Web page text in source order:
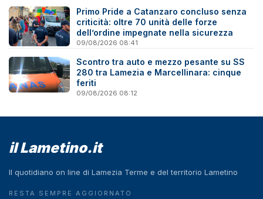
Primo Pride a Catanzaro concluso senza
criticità: oltre 70 unità delle forze
dell’ordine impegnate nella sicurezza
09/08/2026 08:41
Scontro tra auto e mezzo pesante su SS
280 tra Lamezia e Marcellinara: cinque
feriti
09/08/2026 08:12
il Lametino.it
Il quotidiano on line di Lamezia Terme e del territorio Lametino
RESTA SEMPRE AGGIORNATO